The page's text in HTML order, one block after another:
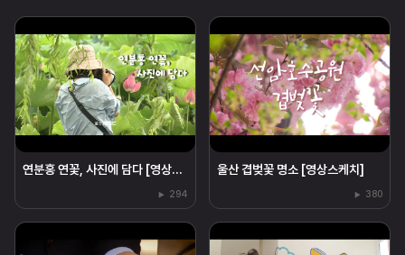
연분홍 연꽃, 사진에 담다 [영상스케치]
294
울산 겹벚꽃 명소 [영상스케치]
380